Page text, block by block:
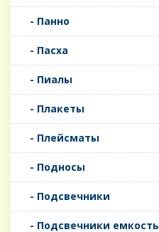
- Панно
- Пасха
- Пиалы
- Плакеты
- Плейсматы
- Подносы
- Подсвечники
- Подсвечники емкость